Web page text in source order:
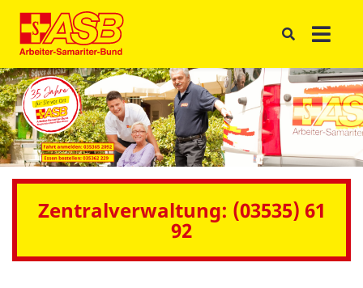
Zentralverwaltung: (03535) 61
92